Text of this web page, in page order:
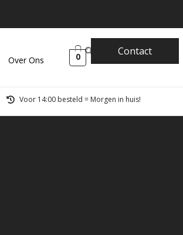
Over Ons
0 Contact
Voor 14:00 besteld = Morgen in huis!